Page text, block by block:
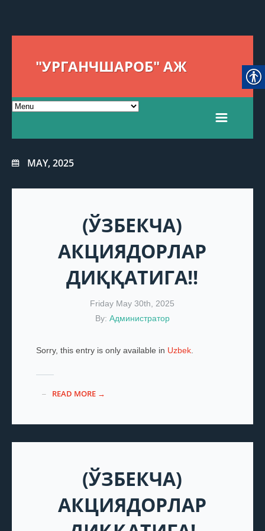
"УРГАНЧШАРОБ" АЖ
MAY, 2025
(ЎЗБЕКЧА)
АКЦИЯДОРЛАР
ДИҚҚАТИГА!!
Friday May 30th, 2025
By: Администратор
Sorry, this entry is only available in Uzbek.
READ MORE →
(ЎЗБЕКЧА)
АКЦИЯДОРЛАР